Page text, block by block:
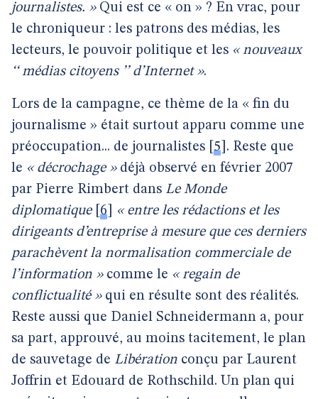
journalistes. » Qui est ce « on » ? En vrac, pour
le chroniqueur : les patrons des médias, les
lecteurs, le pouvoir politique et les « nouveaux
‘‘ médias citoyens ’’ d’Internet ».
Lors de la campagne, ce thème de la « fin du
journalisme » était surtout apparu comme une
préoccupation... de journalistes 5 . Reste que
le « décrochage »déjà observé en février 2007
par Pierre Rimbert dans Le Monde
diplomatique[ 6
« entre les rédactions et les
dirigeants d’entreprise à mesure que ces derniers
parachèvent la normalisation commerciale de
l’information »comme le « regain de
conflictualité »qui en résulte sont des réalités.
Reste aussi que Daniel Schneidermann a, pour
sa part, approuvé, au moins tacitement, le plan
de sauvetage de Libération conçu par Laurent
Joffrin et Edouard de Rothschild. Un plan qui